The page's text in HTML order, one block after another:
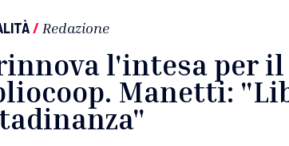
/ Redazione
l'intesa per
Manetti: